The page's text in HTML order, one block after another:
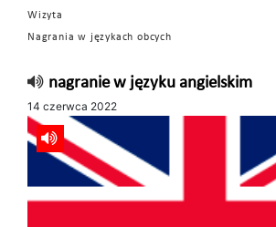
Wizyta
Nagrania w językach obcych
nagranie w języku angielskim
14 czerwca 2022